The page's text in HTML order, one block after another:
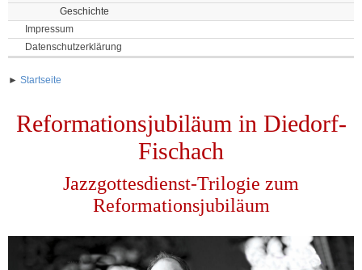
Geschichte
Impressum
Datenschutzerklärung
► Startseite
Reformationsjubiläum in Diedorf-
Fischach
Jazzgottesdienst-Trilogie zum
Reformationsjubiläum